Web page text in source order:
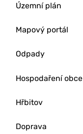
Územní plán
Mapový portál
Odpady
Hospodaření obce
Hřbitov
Doprava